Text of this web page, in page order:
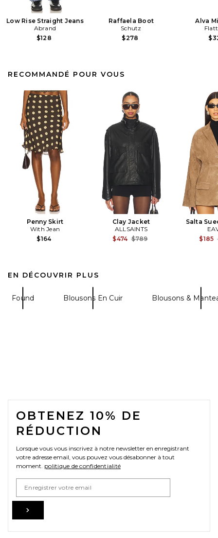
Low Rise Straight Jeans
Abrand
$128
Raffaela Boot
Schutz
$278
Alva
RECOMMANDÉ POUR VOUS
Penny Skirt
With Jean
$164
Clay Jacket
ALLSAINTS
$474 Previous price:
$789
Salta
$185
EN DÉCOUVRIR PLUS
Found Blousons En Cuir Blousons &
FOOTER
OBTENEZ 10% DE
RÉDUCTION
Lorsque vous vous inscrivez à notre newsletter en enregistrant
votre adresse email, vous pouvez vous désabonner à tout
moment. politique de confidentialité